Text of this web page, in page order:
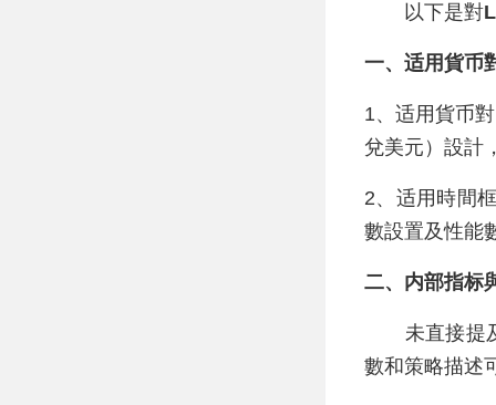
以下是對
一、适用貨币
1、适用貨币
兌美元）設計
2、适用時間
數設置及性能
二、内部指标
未直接提及
數和策略描述